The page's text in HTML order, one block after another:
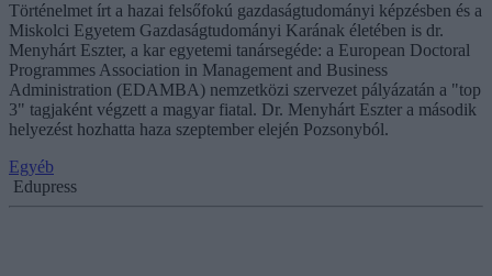
Történelmet írt a hazai felsőfokú gazdaságtudományi képzésben és a
Miskolci Egyetem Gazdaságtudományi Karának életében is dr.
Menyhárt Eszter, a kar egyetemi tanársegéde: a European Doctoral
Programmes Association in Management and Business
Administration (EDAMBA) nemzetközi szervezet pályázatán a "top
3" tagjaként végzett a magyar fiatal. Dr. Menyhárt Eszter a második
helyezést hozhatta haza szeptember elején Pozsonyból.
Egyéb
Edupress